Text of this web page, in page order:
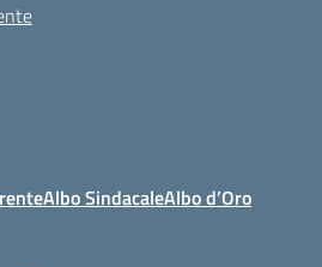
Albo SindacaleAlbo d’Oro